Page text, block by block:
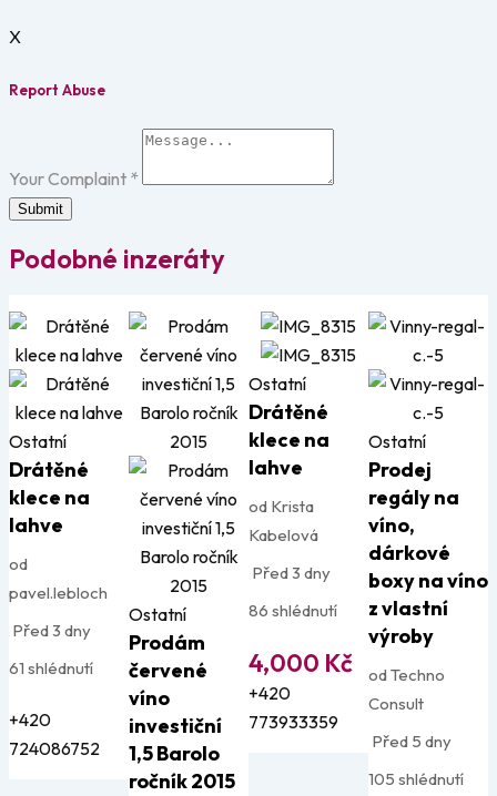
X
Report Abuse
Your Complaint *
Submit
Podobné inzeráty
Ostatní
Drátěné
klece na
lahve
od
pavel.lebloch
Před 3 dny
61 shlédnutí
+420
724086752
Ostatní
Prodám
červené
víno
investiční
1,5 Barolo
ročník 2015
Ostatní
Drátěné
klece na
lahve
od Krista
Kabelová
Před 3 dny
86 shlédnutí
4,000 Kč
+420
773933359
Ostatní
Prodej
regály na
víno,
dárkové
boxy na víno
z vlastní
výroby
od Techno
Consult
Před 5 dny
105 shlédnutí